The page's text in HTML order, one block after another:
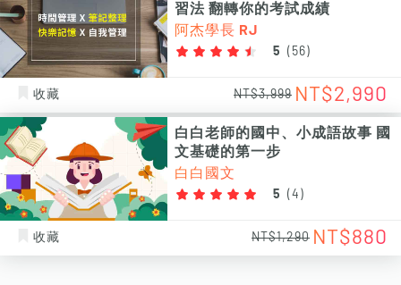
習法 翻轉你的考試成績
阿杰學長 RJ
5 ( 56 )
收藏 NT$3,999 NT$2,990
白白老師的國中、小成語故事 國
文基礎的第一步
白白國文
5 ( 4 )
收藏 NT$1,290 NT$880